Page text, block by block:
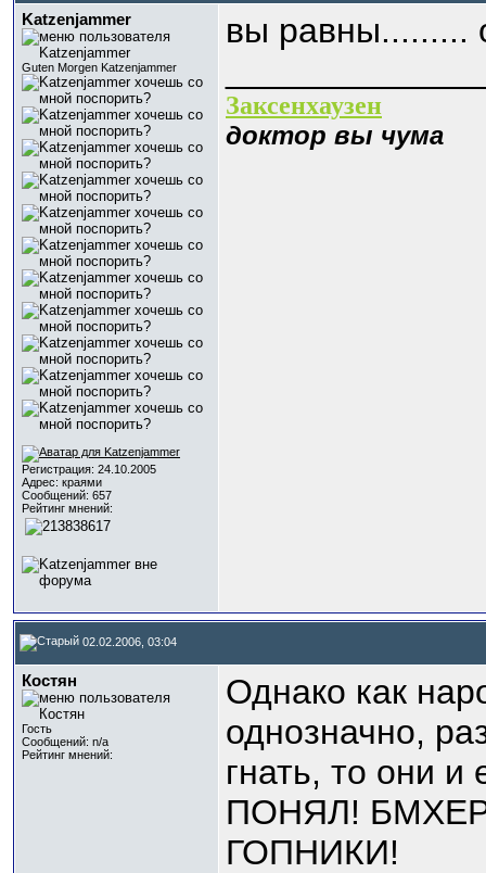
Katzenjammer
Guten Morgen Katzenjammer
Регистрация: 24.10.2005
Адрес: краями
Сообщений: 657
Рейтинг мнений:
вы равны.........
Заксенхаузен
доктор вы чума
02.02.2006, 03:04
Костян
Гость
Сообщений: n/a
Рейтинг мнений:
Однако как
однозначно,
гнать, то они
ПОНЯЛ!
ГОПНИКИ!